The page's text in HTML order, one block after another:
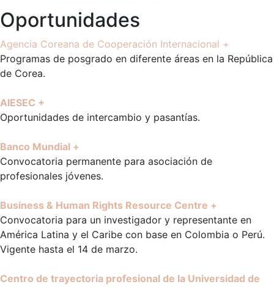
Oportunidades
Agencia Coreana de Cooperación Internacional +
Programas de posgrado en diferente áreas en la República
de Corea.
AIESEC +
Oportunidades de intercambio y pasantías.
Banco Mundial +
Convocatoria permanente para asociación de
profesionales jóvenes.
Business & Human Rights Resource Centre +
Convocatoria para un investigador y representante en
América Latina y el Caribe con base en Colombia o Perú.
Vigente hasta el 14 de marzo.
Centro de trayectoria profesional de la Universidad de